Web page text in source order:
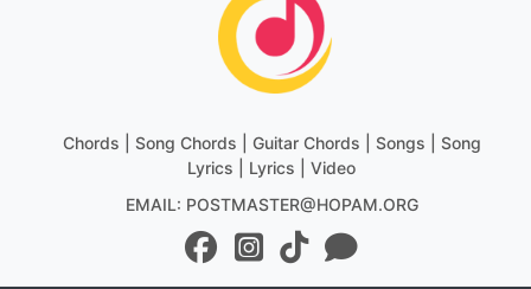
Chords | Song Chords | Guitar Chords | Songs | Song
Lyrics | Lyrics | Video
EMAIL: POSTMASTER@HOPAM.ORG